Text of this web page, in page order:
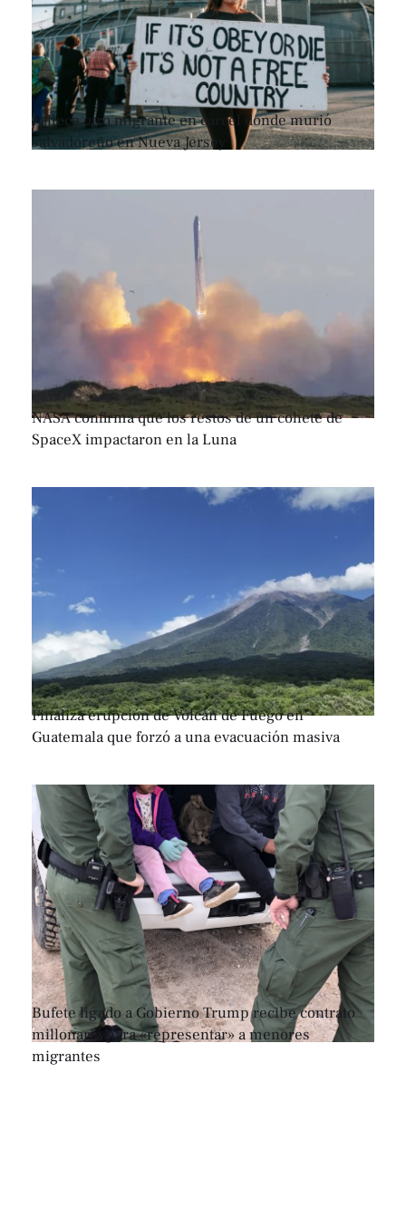
Fallece otro migrante en cárcel donde murió
salvadoreño en Nueva Jersey
NASA confirma que los restos de un cohete de
SpaceX impactaron en la Luna
Finaliza erupción de Volcán de Fuego en
Guatemala que forzó a una evacuación masiva
Bufete ligado a Gobierno Trump recibe contrato
millonario para «representar» a menores
migrantes